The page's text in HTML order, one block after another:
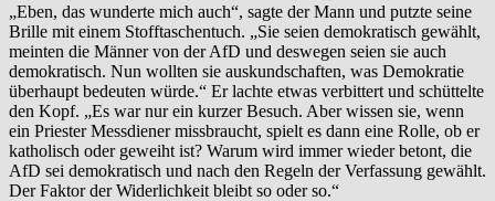
„Eben, das wunderte mich auch“, sagte der Mann und putzte seine
Brille mit einem Stofftaschentuch. „Sie seien demokratisch gewählt,
meinten die Männer von der AfD und deswegen seien sie auch
demokratisch. Nun wollten sie auskundschaften, was Demokratie
überhaupt bedeuten würde.“ Er lachte etwas verbittert und schüttelte
den Kopf. „Es war nur ein kurzer Besuch. Aber wissen sie, wenn
ein Priester Messdiener missbraucht, spielt es dann eine Rolle, ob er
katholisch oder geweiht ist? Warum wird immer wieder betont, die
AfD sei demokratisch und nach den Regeln der Verfassung gewählt.
Der Faktor der Widerlichkeit bleibt so oder so.“